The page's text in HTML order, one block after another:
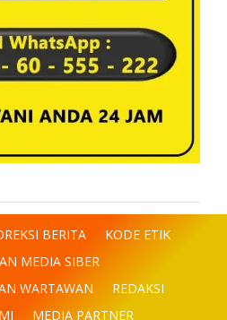
BERITA
KODE ETIK
MEDIA SIBER
WARTAWAN
REDAKSI
MEDIA PARTNER